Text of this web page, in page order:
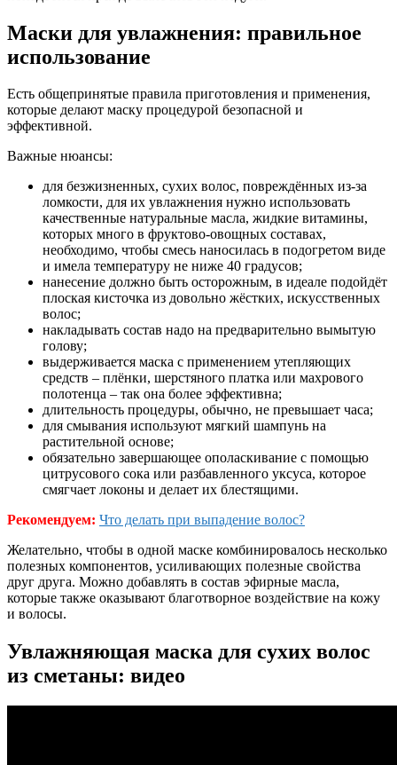
Маски для увлажнения: правильное
использование
Есть общепринятые правила приготовления и применения,
которые делают маску процедурой безопасной и
эффективной.
Важные нюансы:
для безжизненных, сухих волос, повреждённых из-за
ломкости, для их увлажнения нужно использовать
качественные натуральные масла, жидкие витамины,
которых много в фруктово-овощных составах,
необходимо, чтобы смесь наносилась в подогретом виде
и имела температуру не ниже 40 градусов;
нанесение должно быть осторожным, в идеале подойдёт
плоская кисточка из довольно жёстких, искусственных
волос;
накладывать состав надо на предварительно вымытую
голову;
выдерживается маска с применением утепляющих
средств – плёнки, шерстяного платка или махрового
полотенца – так она более эффективна;
длительность процедуры, обычно, не превышает часа;
для смывания используют мягкий шампунь на
растительной основе;
обязательно завершающее ополаскивание с помощью
цитрусового сока или разбавленного уксуса, которое
смягчает локоны и делает их блестящими.
Рекомендуем: Что делать при выпадение волос?
Желательно, чтобы в одной маске комбинировалось несколько
полезных компонентов, усиливающих полезные свойства
друг друга. Можно добавлять в состав эфирные масла,
которые также оказывают благотворное воздействие на кожу
и волосы.
Увлажняющая маска для сухих волос
из сметаны: видео